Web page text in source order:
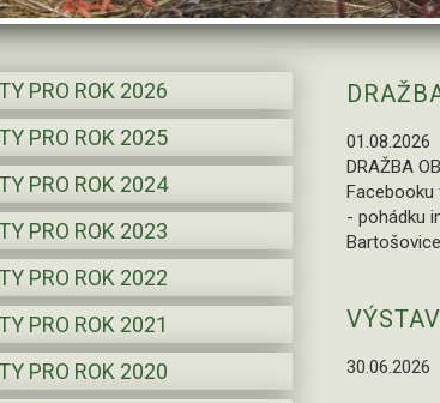
PRO ROK 2026
PRO ROK 2025
PRO ROK 2024
PRO ROK 2023
PRO ROK 2022
PRO ROK 2021
PRO ROK 2020
01.08.2026
DRAŽBA
Facebooku
- pohádku
30.06.2026